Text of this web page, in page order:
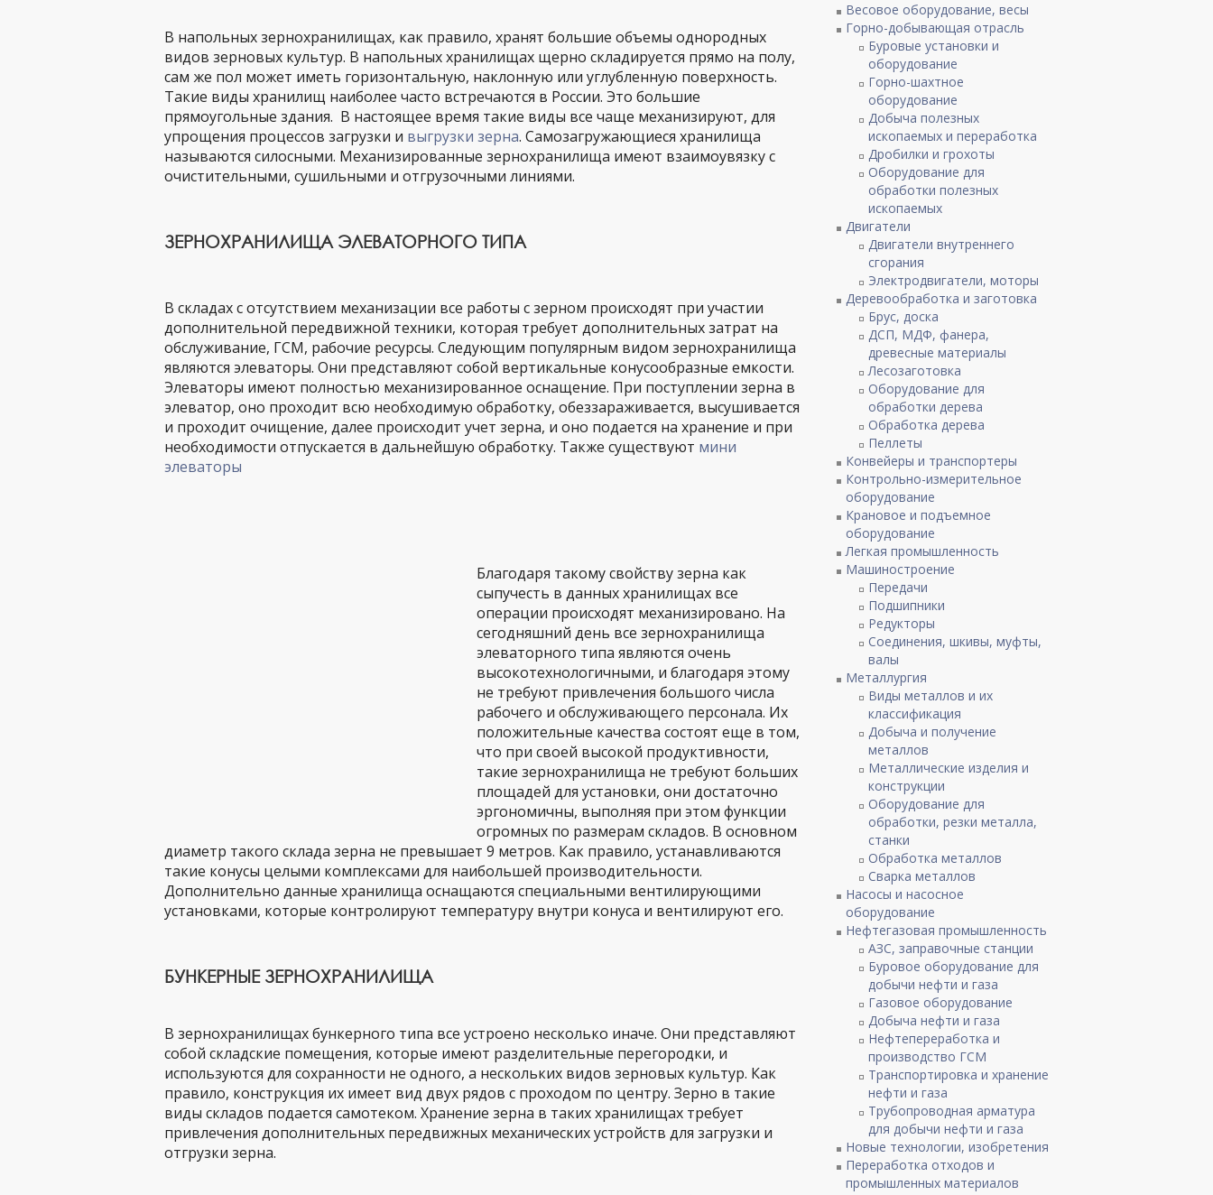
В напольных зернохранилищах, как правило, хранят большие объемы однородных
видов зерновых культур. В напольных хранилищах щерно складируется прямо на полу,
сам же пол может иметь горизонтальную, наклонную или углубленную поверхность.
Такие виды хранилищ наиболее часто встречаются в России. Это большие
прямоугольные здания. В настоящее время такие виды все чаще механизируют, для
упрощения процессов загрузки и выгрузки зерна. Самозагружающиеся хранилища
называются силосными. Механизированные зернохранилища имеют взаимоувязку с
очистительными, сушильными и отгрузочными линиями.
ЗЕРНОХРАНИЛИЩА ЭЛЕВАТОРНОГО ТИПА
В складах с отсутствием механизации все работы с зерном происходят при участии
дополнительной передвижной техники, которая требует дополнительных затрат на
обслуживание, ГСМ, рабочие ресурсы. Следующим популярным видом зернохранилища
являются элеваторы. Они представляют собой вертикальные конусообразные емкости.
Элеваторы имеют полностью механизированное оснащение. При поступлении зерна в
элеватор, оно проходит всю необходимую обработку, обеззараживается, высушивается
и проходит очищение, далее происходит учет зерна, и оно подается на хранение и при
необходимости отпускается в дальнейшую обработку. Также существуют мини
элеваторы
Благодаря такому свойству зерна как
сыпучесть в данных хранилищах все
операции происходят механизировано. На
сегодняшний день все зернохранилища
элеваторного типа являются очень
высокотехнологичными, и благодаря этому
не требуют привлечения большого числа
рабочего и обслуживающего персонала. Их
положительные качества состоят еще в том,
что при своей высокой продуктивности,
такие зернохранилища не требуют больших
площадей для установки, они достаточно
эргономичны, выполняя при этом функции
огромных по размерам складов. В основном
диаметр такого склада зерна не превышает 9 метров. Как правило, устанавливаются
такие конусы целыми комплексами для наибольшей производительности.
Дополнительно данные хранилища оснащаются специальными вентилирующими
установками, которые контролируют температуру внутри конуса и вентилируют его.
БУНКЕРНЫЕ ЗЕРНОХРАНИЛИЩА
В зернохранилищах бункерного типа все устроено несколько иначе. Они представляют
собой складские помещения, которые имеют разделительные перегородки, и
используются для сохранности не одного, а нескольких видов зерновых культур. Как
правило, конструкция их имеет вид двух рядов с проходом по центру. Зерно в такие
виды складов подается самотеком. Хранение зерна в таких хранилищах требует
привлечения дополнительных передвижных механических устройств для загрузки и
отгрузки зерна.
Весовое оборудование, весы
Горно-добывающая отрасль
Буровые установки и
оборудование
Горно-шахтное
оборудование
Добыча полезных
ископаемых и переработка
Дробилки и грохоты
Оборудование для
обработки полезных
ископаемых
Двигатели
Двигатели внутреннего
сгорания
Электродвигатели, моторы
Деревообработка и заготовка
Брус, доска
ДСП, МДФ, фанера,
древесные материалы
Лесозаготовка
Оборудование для
обработки дерева
Обработка дерева
Пеллеты
Конвейеры и транспортеры
Контрольно-измерительное
оборудование
Крановое и подъемное
оборудование
Легкая промышленность
Машиностроение
Передачи
Подшипники
Редукторы
Соединения, шкивы, муфты,
валы
Металлургия
Виды металлов и их
классификация
Добыча и получение
металлов
Металлические изделия и
конструкции
Оборудование для
обработки, резки металла,
станки
Обработка металлов
Сварка металлов
Насосы и насосное
оборудование
Нефтегазовая промышленность
АЗС, заправочные станции
Буровое оборудование для
добычи нефти и газа
Газовое оборудование
Добыча нефти и газа
Нефтепереработка и
производство ГСМ
Транспортировка и хранение
нефти и газа
Трубопроводная арматура
для добычи нефти и газа
Новые технологии, изобретения
Переработка отходов и
промышленных материалов